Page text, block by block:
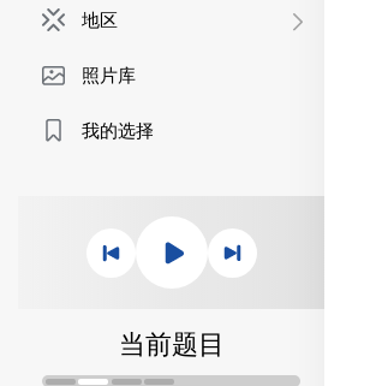
地区
照片库
我的选择
当前题目